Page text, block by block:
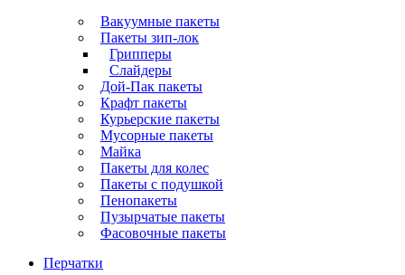
Вакуумные пакеты
Пакеты зип-лок
Грипперы
Слайдеры
Дой-Пак пакеты
Крафт пакеты
Курьерские пакеты
Мусорные пакеты
Майка
Пакеты для колес
Пакеты с подушкой
Пенопакеты
Пузырчатые пакеты
Фасовочные пакеты
Перчатки